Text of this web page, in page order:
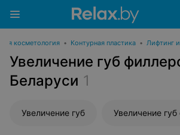
косметология • Контурная пластика • Лифтинг
Увеличение губ
Беларуси 1
Увеличение губ Увеличение